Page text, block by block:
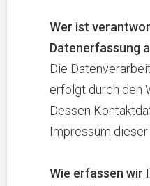
Wer ist
Datenerfassung
Die
erfolgt durch den
Dessen
Impressum
Wie erfassen wir